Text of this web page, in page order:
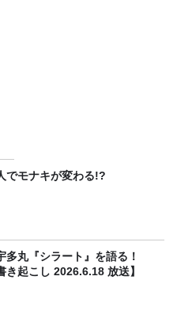
でモナキが変わる!?
多丸『シラート』を語る！
き起こし 2026.6.18 放送】